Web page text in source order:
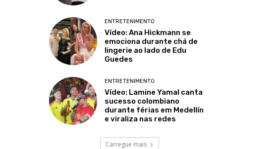
ENTRETENIMENTO
Vídeo: Ana Hickmann se
emociona durante chá de
lingerie ao lado de Edu
Guedes
ENTRETENIMENTO
Vídeo: Lamine Yamal canta
sucesso colombiano
durante férias em Medellín
e viraliza nas redes
Carregue mais